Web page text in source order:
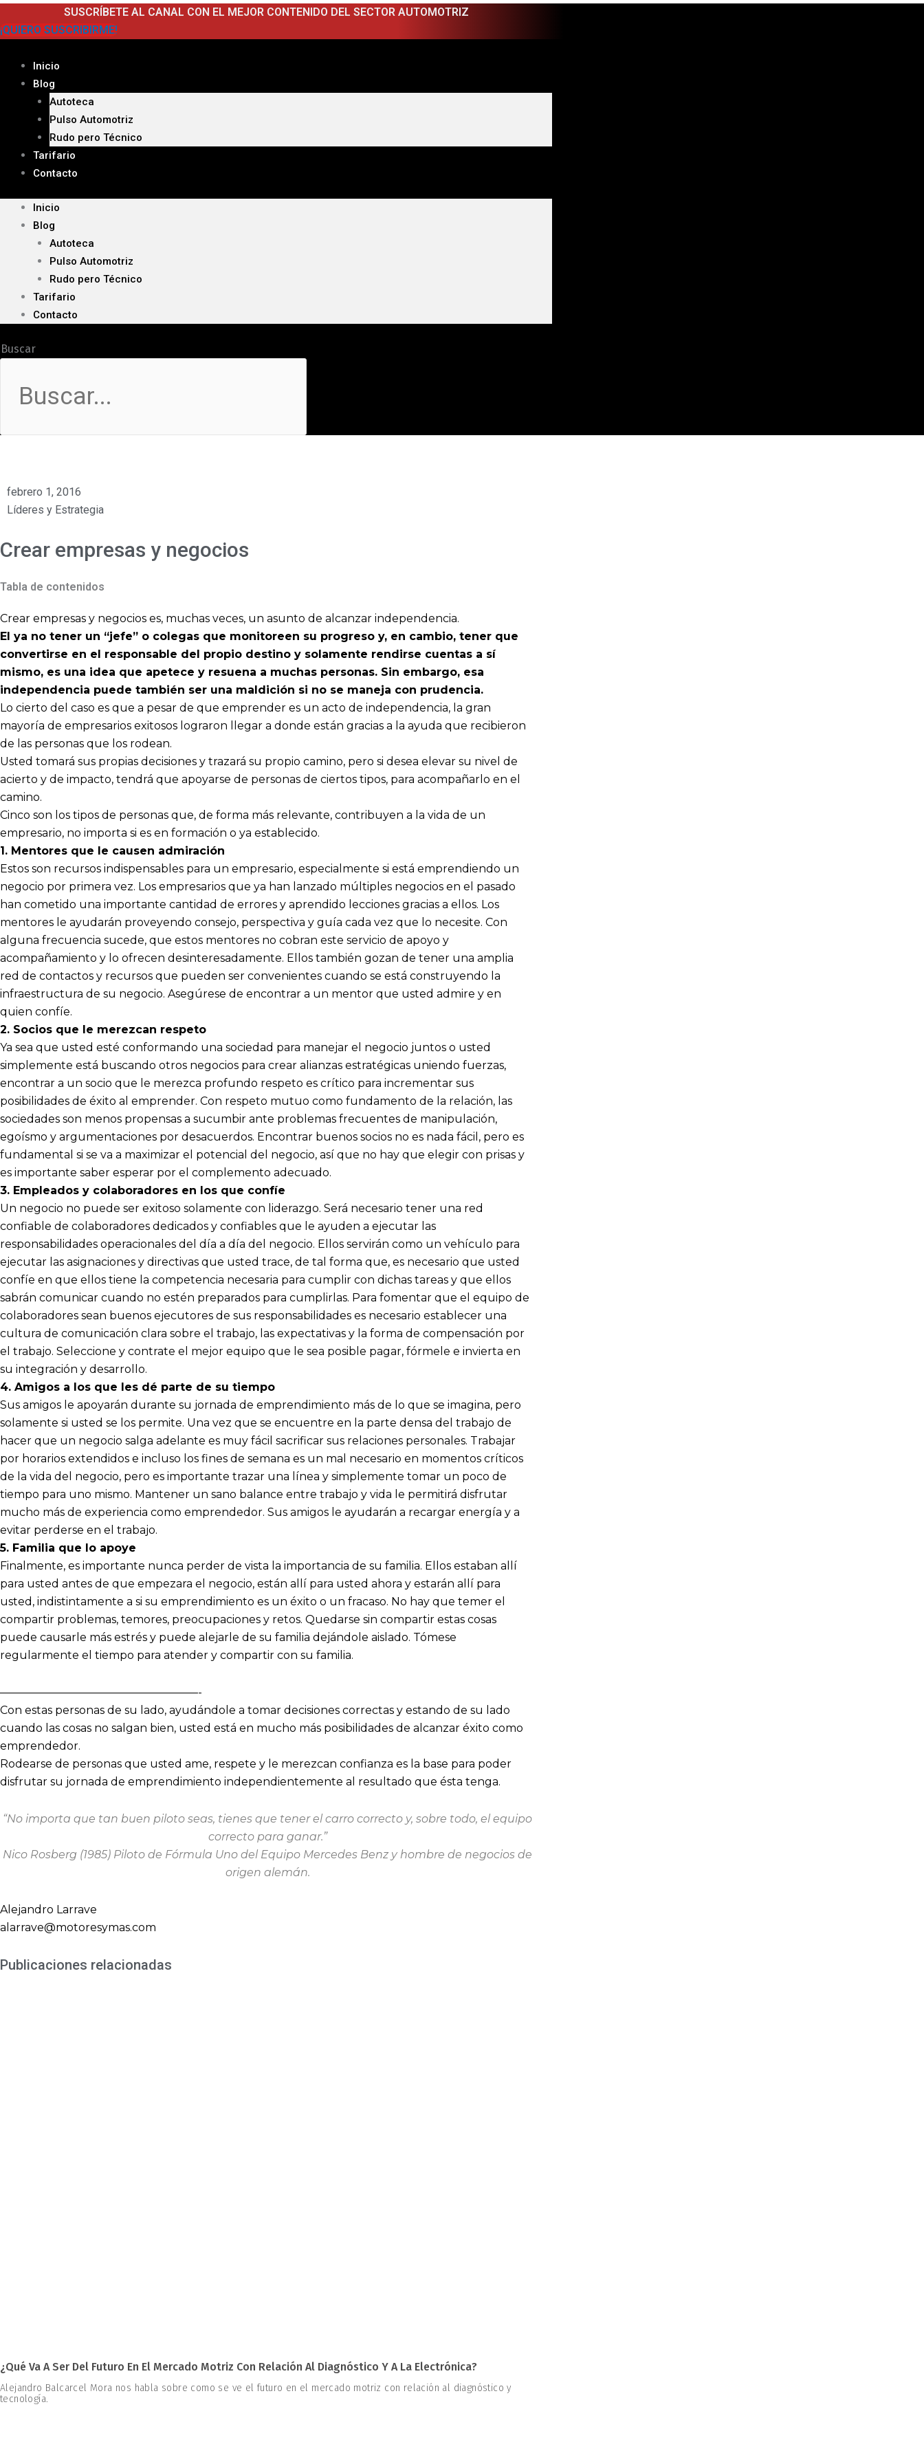
Ir
al
contenido
SUSCRÍBETE AL CANAL CON EL MEJOR CONTENIDO DEL SECTOR AUTOMOTRIZ
¡QUIERO SUSCRIBIRME!
Inicio
Blog
Autoteca
Pulso Automotriz
Rudo pero Técnico
Tarifario
Contacto
Inicio
Blog
Autoteca
Pulso Automotriz
Rudo pero Técnico
Tarifario
Contacto
Buscar
febrero 1, 2016
Líderes y Estrategia
Crear empresas y negocios
Tabla de contenidos
Crear empresas y negocios es, muchas veces, un asunto de alcanzar independencia.
El ya no tener un “jefe” o colegas que monitoreen su progreso y, en cambio, tener que
convertirse en el responsable del propio destino y solamente rendirse cuentas a sí
mismo, es una idea que apetece y resuena a muchas personas. Sin embargo, esa
independencia puede también ser una maldición si no se maneja con prudencia.
Lo cierto del caso es que a pesar de que emprender es un acto de independencia, la gran
mayoría de empresarios exitosos lograron llegar a donde están gracias a la ayuda que recibieron
de las personas que los rodean.
Usted tomará sus propias decisiones y trazará su propio camino, pero si desea elevar su nivel de
acierto y de impacto, tendrá que apoyarse de personas de ciertos tipos, para acompañarlo en el
camino.
Cinco son los tipos de personas que, de forma más relevante, contribuyen a la vida de un
empresario, no importa si es en formación o ya establecido.
1. Mentores que le causen admiración
Estos son recursos indispensables para un empresario, especialmente si está emprendiendo un
negocio por primera vez. Los empresarios que ya han lanzado múltiples negocios en el pasado
han cometido una importante cantidad de errores y aprendido lecciones gracias a ellos. Los
mentores le ayudarán proveyendo consejo, perspectiva y guía cada vez que lo necesite. Con
alguna frecuencia sucede, que estos mentores no cobran este servicio de apoyo y
acompañamiento y lo ofrecen desinteresadamente. Ellos también gozan de tener una amplia
red de contactos y recursos que pueden ser convenientes cuando se está construyendo la
infraestructura de su negocio. Asegúrese de encontrar a un mentor que usted admire y en
quien confíe.
2. Socios que le merezcan respeto
Ya sea que usted esté conformando una sociedad para manejar el negocio juntos o usted
simplemente está buscando otros negocios para crear alianzas estratégicas uniendo fuerzas,
encontrar a un socio que le merezca profundo respeto es crítico para incrementar sus
posibilidades de éxito al emprender. Con respeto mutuo como fundamento de la relación, las
sociedades son menos propensas a sucumbir ante problemas frecuentes de manipulación,
egoísmo y argumentaciones por desacuerdos. Encontrar buenos socios no es nada fácil, pero es
fundamental si se va a maximizar el potencial del negocio, así que no hay que elegir con prisas y
es importante saber esperar por el complemento adecuado.
3. Empleados y colaboradores en los que confíe
Un negocio no puede ser exitoso solamente con liderazgo. Será necesario tener una red
confiable de colaboradores dedicados y confiables que le ayuden a ejecutar las
responsabilidades operacionales del día a día del negocio. Ellos servirán como un vehículo para
ejecutar las asignaciones y directivas que usted trace, de tal forma que, es necesario que usted
confíe en que ellos tiene la competencia necesaria para cumplir con dichas tareas y que ellos
sabrán comunicar cuando no estén preparados para cumplirlas. Para fomentar que el equipo de
colaboradores sean buenos ejecutores de sus responsabilidades es necesario establecer una
cultura de comunicación clara sobre el trabajo, las expectativas y la forma de compensación por
el trabajo. Seleccione y contrate el mejor equipo que le sea posible pagar, fórmele e invierta en
su integración y desarrollo.
4. Amigos a los que les dé parte de su tiempo
Sus amigos le apoyarán durante su jornada de emprendimiento más de lo que se imagina, pero
solamente si usted se los permite. Una vez que se encuentre en la parte densa del trabajo de
hacer que un negocio salga adelante es muy fácil sacrificar sus relaciones personales. Trabajar
por horarios extendidos e incluso los fines de semana es un mal necesario en momentos críticos
de la vida del negocio, pero es importante trazar una línea y simplemente tomar un poco de
tiempo para uno mismo. Mantener un sano balance entre trabajo y vida le permitirá disfrutar
mucho más de experiencia como emprendedor. Sus amigos le ayudarán a recargar energía y a
evitar perderse en el trabajo.
5. Familia que lo apoye
Finalmente, es importante nunca perder de vista la importancia de su familia. Ellos estaban allí
para usted antes de que empezara el negocio, están allí para usted ahora y estarán allí para
usted, indistintamente a si su emprendimiento es un éxito o un fracaso. No hay que temer el
compartir problemas, temores, preocupaciones y retos. Quedarse sin compartir estas cosas
puede causarle más estrés y puede alejarle de su familia dejándole aislado. Tómese
regularmente el tiempo para atender y compartir con su familia.
——————————————————-
Con estas personas de su lado, ayudándole a tomar decisiones correctas y estando de su lado
cuando las cosas no salgan bien, usted está en mucho más posibilidades de alcanzar éxito como
emprendedor.
Rodearse de personas que usted ame, respete y le merezcan confianza es la base para poder
disfrutar su jornada de emprendimiento independientemente al resultado que ésta tenga.
“No importa que tan buen piloto seas, tienes que tener el carro correcto y, sobre todo, el equipo
correcto para ganar.”
Nico Rosberg (1985) Piloto de Fórmula Uno del Equipo Mercedes Benz y hombre de negocios de
origen alemán.
Alejandro Larrave
alarrave@motoresymas.com
Publicaciones relacionadas
¿Qué Va A Ser Del Futuro En El Mercado Motriz Con Relación Al Diagnóstico Y A La Electrónica?
Alejandro Balcarcel Mora nos habla sobre como se ve el futuro en el mercado motriz con relación al diagnóstico y
tecnología.